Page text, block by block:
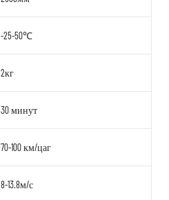
-25-50℃
2кг
30 минут
70-100 км/цаг
8-13.8м/с